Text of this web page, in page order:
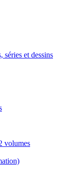
et dessins
volumes